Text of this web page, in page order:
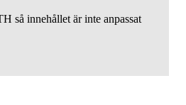
så innehållet är inte anpassat